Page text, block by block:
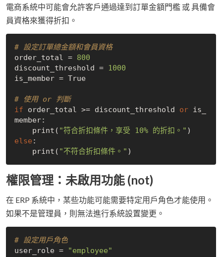
電商系統中可能會允許客戶通過達到訂單金額門檻 或 具備會
員資格來獲得折扣。
# 設定訂單總金額和會員資格
order_total = 800
discount_threshold = 1000
is_member = True
# 使用 or 判斷
if order_total >= discount_threshold or is_
member:
    print(
"符合折扣條件，享受 10% 的折扣。"
else :
    print(
"不符合折扣條件。"
權限管理：未啟用功能 (not)
在 ERP 系統中，某些功能可能需要特定用戶角色才能使用。
如果不是管理員，則無法進行系統設置變更。
# 設定用戶角色
user_role =
"employee"